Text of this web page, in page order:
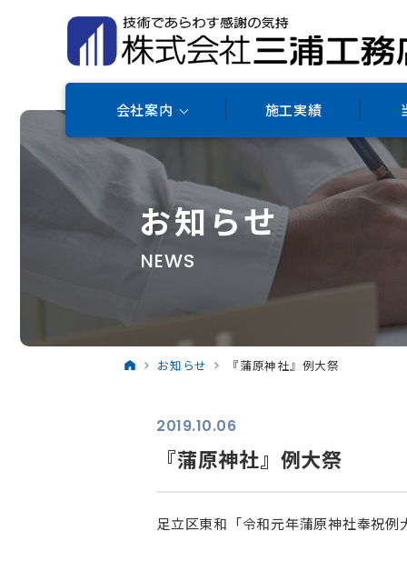
会社案内 施工実績
お知らせ
NEWS
お知らせ 『蒲原神社』例大祭
2019.10.06
『蒲原神社』例大祭
足立区東和「令和元年蒲原神社奉祝